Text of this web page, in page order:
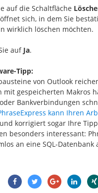
auf die Schaltfläche
sich, in dem Sie
wirklich löschen möchten.
auf Ja.
Tipp:
von Outlook
mit gespeicherten Makros
Bankverbindungen
kann Ihren
und korrigiert sogar Ihre
besonders interessant:
an eine SQL-Datenbank